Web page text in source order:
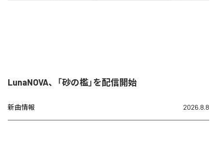
LunaNOVA、「砂の檻」を配信開始
新曲情報 2026.8.8